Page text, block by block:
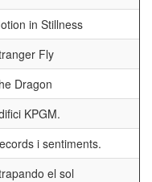
in Stillness
Fly
Dragon
KPGM.
i sentiments.
el sol